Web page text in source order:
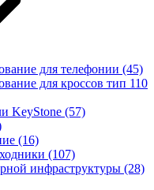
для телефонии (45)
для кроссов тип 110
KeyStone (57)
(16)
(107)
инфраструктуры (28)